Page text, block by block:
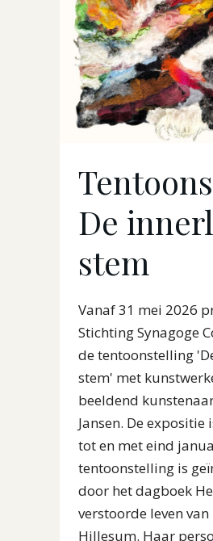
De
stem
Vanaf 31 mei 2026
Stichting Synagoge
de tentoonstelling
stem' met
beeldend
Jansen. De expositie
tot en met eind
tentoonstelling is
door het dagboek
verstoorde leven van
Hillesum. Haar